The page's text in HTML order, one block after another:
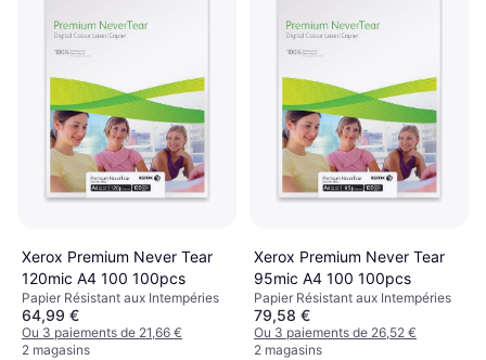
Xerox Premium Never Tear
120mic A4 100 100pcs
Papier Résistant aux Intempéries
64,99 €
Ou 3 paiements de 21,66 €
2 magasins
Xerox Premium Never Tear
95mic A4 100 100pcs
Papier Résistant aux Intempéries
79,58 €
Ou 3 paiements de 26,52 €
2 magasins